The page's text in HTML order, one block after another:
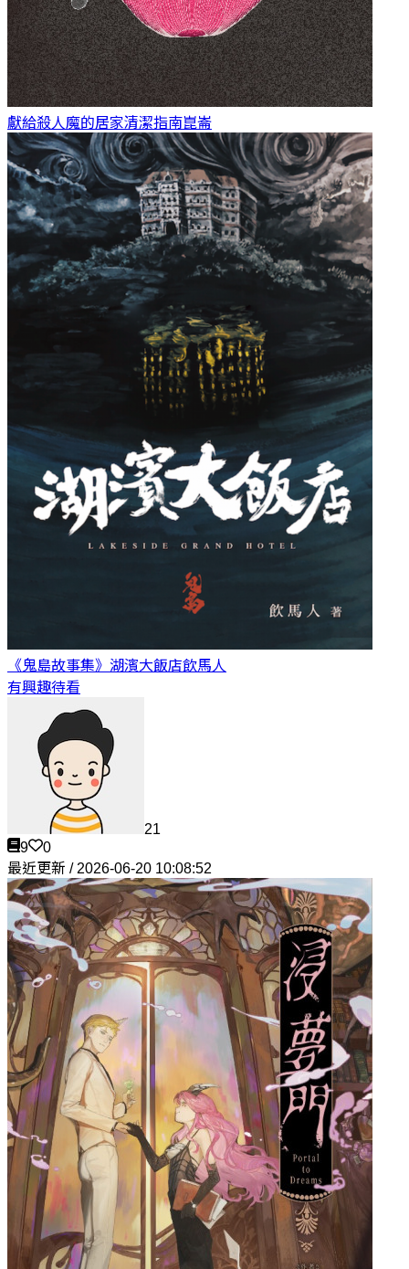
獻給殺人魔的居家清潔指南崑崙
《鬼島故事集》湖濱大飯店飲馬人
有興趣待看
21
9
0
最近更新 / 2026-06-20 10:08:52